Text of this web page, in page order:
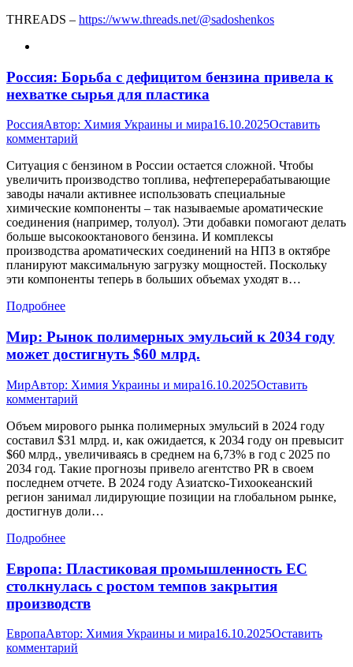
THREADS – https://www.threads.net/@sadoshenkos
Россия: Борьба с дефицитом бензина привела к
нехватке сырья для пластика
РоссияАвтор: Химия Украины и мира16.10.2025Оставить
комментарий
Ситуация с бензином в России остается сложной. Чтобы
увеличить производство топлива, нефтеперерабатывающие
заводы начали активнее использовать специальные
химические компоненты – так называемые ароматические
соединения (например, толуол). Эти добавки помогают делать
больше высокооктанового бензина. И комплексы
производства ароматических соединений на НПЗ в октябре
планируют максимальную загрузку мощностей. Поскольку
эти компоненты теперь в больших объемах уходят в…
Подробнее
Мир: Рынок полимерных эмульсий к 2034 году
может достигнуть $60 млрд.
МирАвтор: Химия Украины и мира16.10.2025Оставить
комментарий
Объем мирового рынка полимерных эмульсий в 2024 году
составил $31 млрд. и, как ожидается, к 2034 году он превысит
$60 млрд., увеличиваясь в среднем на 6,73% в год с 2025 по
2034 год. Такие прогнозы привело агентство PR в своем
последнем отчете. В 2024 году Азиатско-Тихоокеанский
регион занимал лидирующие позиции на глобальном рынке,
достигнув доли…
Подробнее
Европа: Пластиковая промышленность ЕС
столкнулась с ростом темпов закрытия
производств
ЕвропаАвтор: Химия Украины и мира16.10.2025Оставить
комментарий